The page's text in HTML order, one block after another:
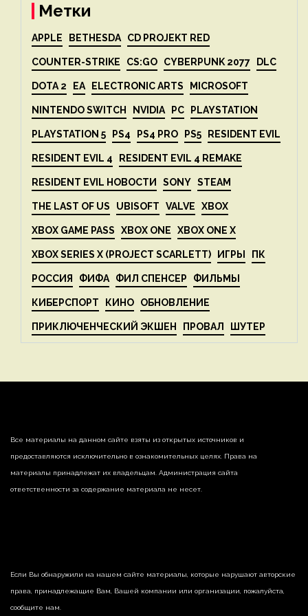
Метки
APPLE BETHESDA CD PROJEKT RED
COUNTER-STRIKE CS:GO CYBERPUNK 2077 DLC
DOTA 2 EA ELECTRONIC ARTS MICROSOFT
NINTENDO SWITCH NVIDIA PC PLAYSTATION
PLAYSTATION 5 PS4 PS4 PRO PS5 RESIDENT EVIL
RESIDENT EVIL 4 RESIDENT EVIL 4 REMAKE
RESIDENT EVIL НОВОСТИ SONY STEAM
THE LAST OF US UBISOFT VALVE XBOX
XBOX GAME PASS XBOX ONE XBOX ONE X
XBOX SERIES X (PROJECT SCARLETT) ИГРЫ ПК
РОССИЯ ФИФА ФИЛ СПЕНСЕР ФИЛЬМЫ
КИБЕРСПОРТ КИНО ОБНОВЛЕНИЕ
ПРИКЛЮЧЕНЧЕСКИЙ ЭКШЕН ПРОВАЛ ШУТЕР
Все материалы на данном сайте взяты из открытых источников и
предоставляются исключительно в ознакомительных целях. Права на
материалы принадлежат их владельцам. Администрация сайта
ответственности за содержание материала не несет.
Если Вы обнаружили на нашем сайте материалы, которые нарушают авторские
права, принадлежащие Вам, Вашей компании или организации, пожалуйста,
сообщите нам.